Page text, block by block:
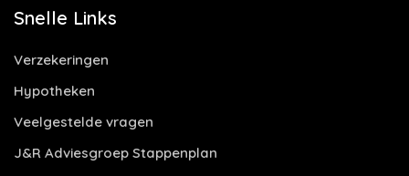
Snelle Links
Verzekeringen
Hypotheken
Veelgestelde vragen
J&R Adviesgroep Stappenplan